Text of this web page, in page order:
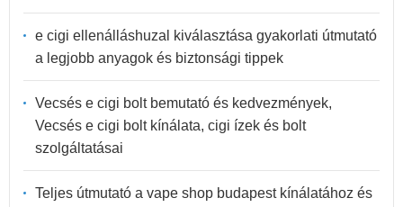
e cigi ellenálláshuzal kiválasztása gyakorlati útmutató
a legjobb anyagok és biztonsági tippek
Vecsés e cigi bolt bemutató és kedvezmények,
Vecsés e cigi bolt kínálata, cigi ízek és bolt
szolgáltatásai
Teljes útmutató a vape shop budapest kínálatához és